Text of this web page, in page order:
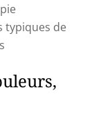
typiques de